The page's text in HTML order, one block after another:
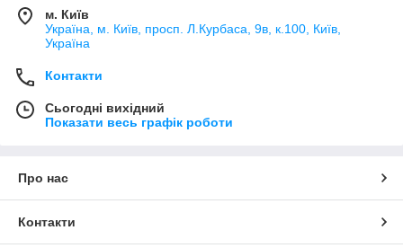
м. Київ
Україна, м. Київ, просп. Л.Курбаса, 9в, к.100, Київ,
Україна
Контакти
Сьогодні вихідний
Показати весь графік роботи
Про нас
Контакти